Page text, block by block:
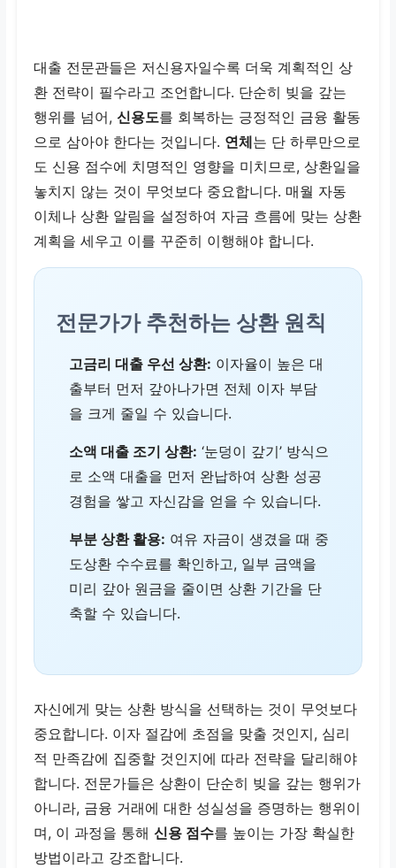
대출 전문관들은 저신용자일수록 더욱 계획적인 상
환 전략이 필수라고 조언합니다. 단순히 빚을 갚는
행위를 넘어,신용도를 회복하는 긍정적인 금융 활동
으로 삼아야 한다는 것입니다. 연체는 단 하루만으로
도 신용 점수에 치명적인 영향을 미치므로, 상환일을
놓치지 않는 것이 무엇보다 중요합니다. 매월 자동
이체나 상환 알림을 설정하여 자금 흐름에 맞는 상환
계획을 세우고 이를 꾸준히 이행해야 합니다.
전문가가 추천하는 상환 원칙
고금리 대출 우선 상환: 이자율이 높은 대
출부터 먼저 갚아나가면 전체 이자 부담
을 크게 줄일 수 있습니다.
소액 대출 조기 상환: ‘눈덩이 갚기’ 방식으
로 소액 대출을 먼저 완납하여 상환 성공
경험을 쌓고 자신감을 얻을 수 있습니다.
부분 상환 활용: 여유 자금이 생겼을 때 중
도상환 수수료를 확인하고, 일부 금액을
미리 갚아 원금을 줄이면 상환 기간을 단
축할 수 있습니다.
자신에게 맞는 상환 방식을 선택하는 것이 무엇보다
중요합니다. 이자 절감에 초점을 맞출 것인지, 심리
적 만족감에 집중할 것인지에 따라 전략을 달리해야
합니다. 전문가들은 상환이 단순히 빚을 갚는 행위가
아니라, 금융 거래에 대한 성실성을 증명하는 행위이
며, 이 과정을 통해신용 점수를 높이는 가장 확실한
방법이라고 강조합니다.